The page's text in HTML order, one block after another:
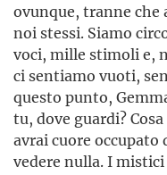
ovunque, tranne che
noi stessi. Siamo
voci, mille stimoli e,
ci sentiamo vuoti,
questo punto,
tu, dove guardi?
avrai cuore occupato
vedere nulla. I mistici